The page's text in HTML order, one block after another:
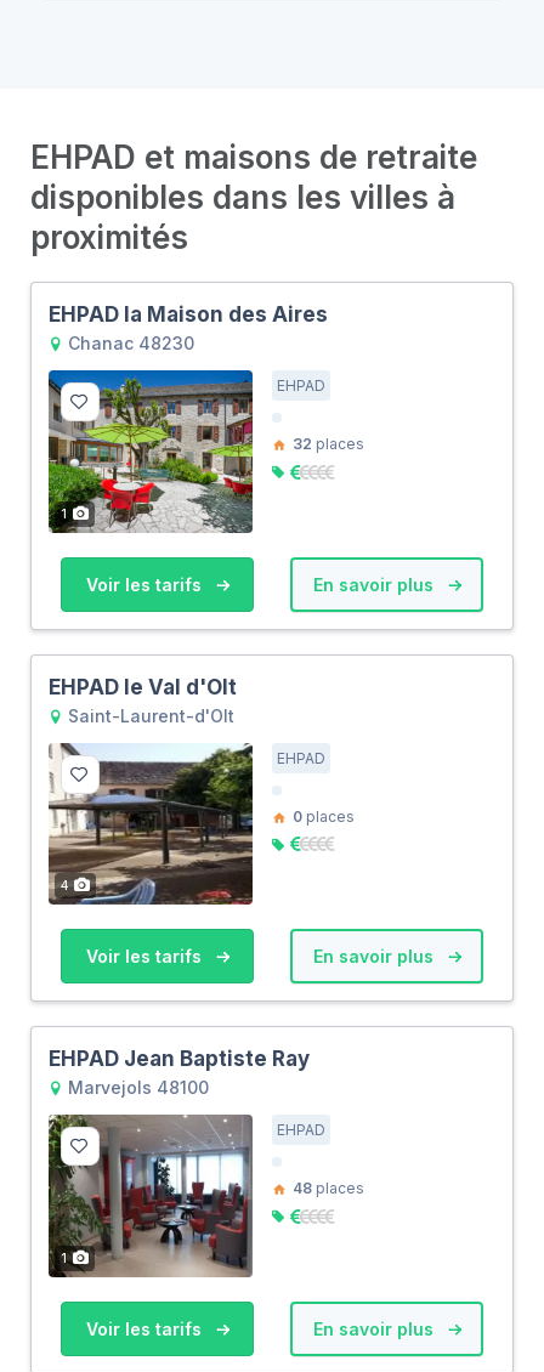
EHPAD et maisons de retraite
disponibles dans les villes à
proximités
EHPAD la Maison des Aires
Chanac 48230
1
EHPAD
32 places
Voir les tarifs En savoir plus
EHPAD le Val d'Olt
Saint-Laurent-d'Olt
4
EHPAD
0 places
Voir les tarifs En savoir plus
EHPAD Jean Baptiste Ray
Marvejols 48100
1
EHPAD
48 places
Voir les tarifs En savoir plus